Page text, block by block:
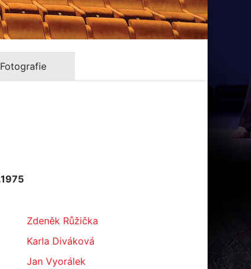
Fotografie
Zdeněk Růžička
Karla Diváková
Jan Vyorálek